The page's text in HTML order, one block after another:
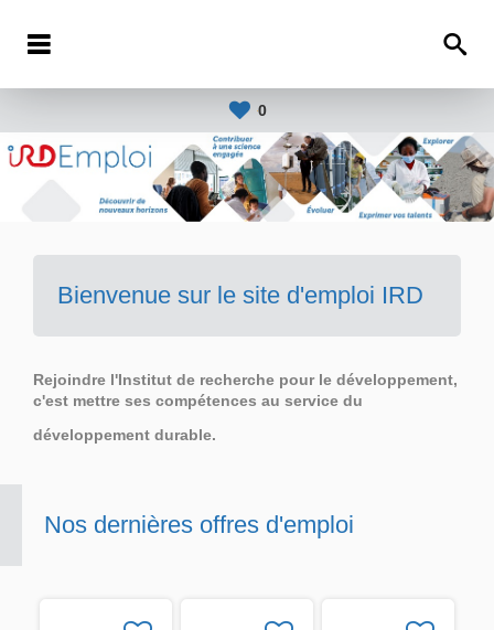
0
Bienvenue sur le site d'emploi IRD
Rejoindre l'Institut de recherche pour le développement,
c'est mettre ses compétences au service du
développement durable.
Nos dernières offres d'emploi